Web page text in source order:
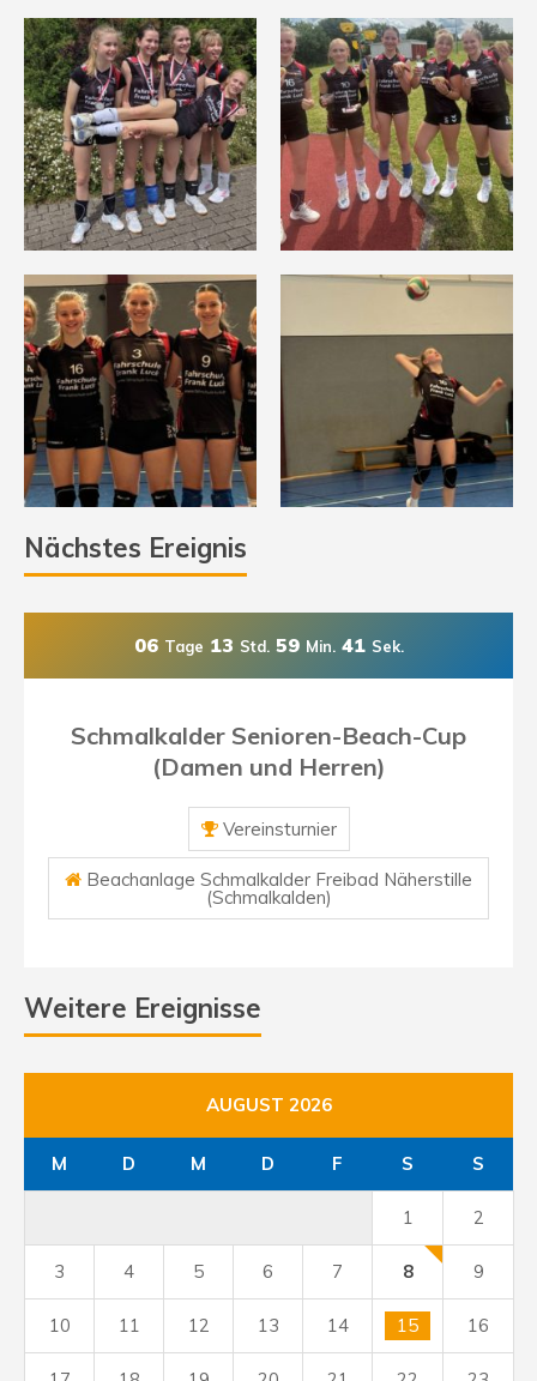
Nächstes Ereignis
06 Tage 13 Std. 59 Min. 41 Sek.
Schmalkalder Senioren-Beach-Cup
(Damen und Herren)
Vereinsturnier
Beachanlage Schmalkalder Freibad Näherstille
(Schmalkalden)
Weitere Ereignisse
AUGUST 2026
M D M D F S S
1 2
3 4 5 6 7 8 9
10 11 12 13 14 15 16